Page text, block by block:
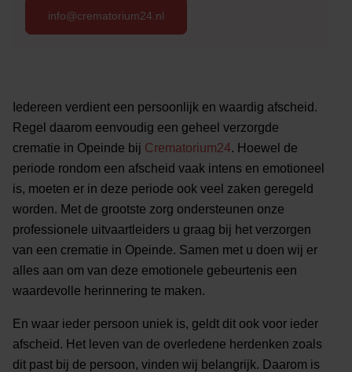
Iedereen verdient een persoonlijk en waardig afscheid.
Regel daarom eenvoudig een geheel verzorgde
crematie in Opeinde bij Crematorium24. Hoewel de
periode rondom een afscheid vaak intens en emotioneel
is, moeten er in deze periode ook veel zaken geregeld
worden. Met de grootste zorg ondersteunen onze
professionele uitvaartleiders u graag bij het verzorgen
van een crematie in Opeinde. Samen met u doen wij er
alles aan om van deze emotionele gebeurtenis een
waardevolle herinnering te maken.
En waar ieder persoon uniek is, geldt dit ook voor ieder
afscheid. Het leven van de overledene herdenken zoals
dit past bij de persoon, vinden wij belangrijk. Daarom is
info@crematorium24.nl